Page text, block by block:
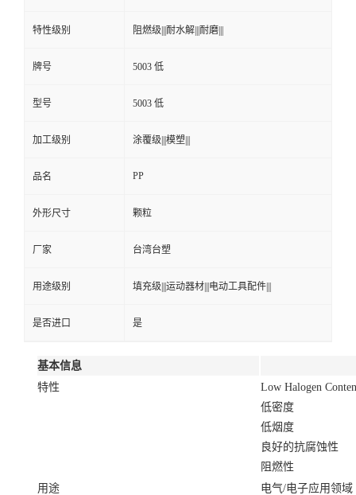
特性级别 阻燃级|||耐水解|||耐磨|||
牌号 5003 低
型号 5003 低
加工级别 涂覆级|||模塑|||
品名 PP
外形尺寸 颗粒
厂家 台湾台塑
用途级别 填充级|||运动器材|||电动工具配件|||
是否进口 是
基本信息
特性
Low Halogen
低密度
低烟度
良好的抗腐蚀性
阻燃性
用途
电气/电子应用领域